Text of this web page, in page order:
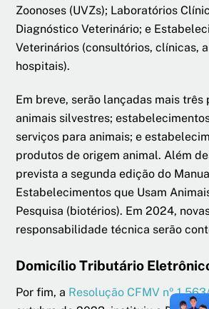
Zoonoses (UVZs); Laboratórios
Diagnóstico Veterinário; e
Veterinários (consultórios, clínicas,
hospitais).
Em breve, serão lançadas mais três
animais silvestres;
serviços para animais; e
produtos de origem animal. Além
prevista a segunda edição do
Estabelecimentos que Usam
Pesquisa (biotérios). Em 2024,
responsabilidade técnica serão
Domicílio Tributário
Por fim, a Resolução CFMV nº